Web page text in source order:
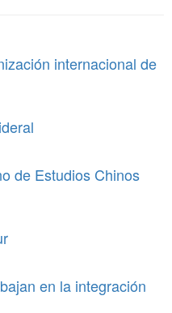
internacional de
de Estudios Chinos
en la integración